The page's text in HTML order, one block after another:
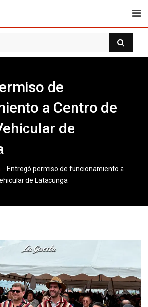
de
a Centro de
de
- Entregó permiso de funcionamiento a
de Latacunga